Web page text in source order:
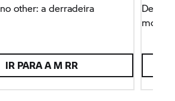
other: a derradeira
IR PARA AM RR